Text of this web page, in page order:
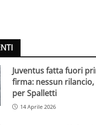
Juventus fatta fuori
firma: nessun
per Spalletti
14 Aprile 2026